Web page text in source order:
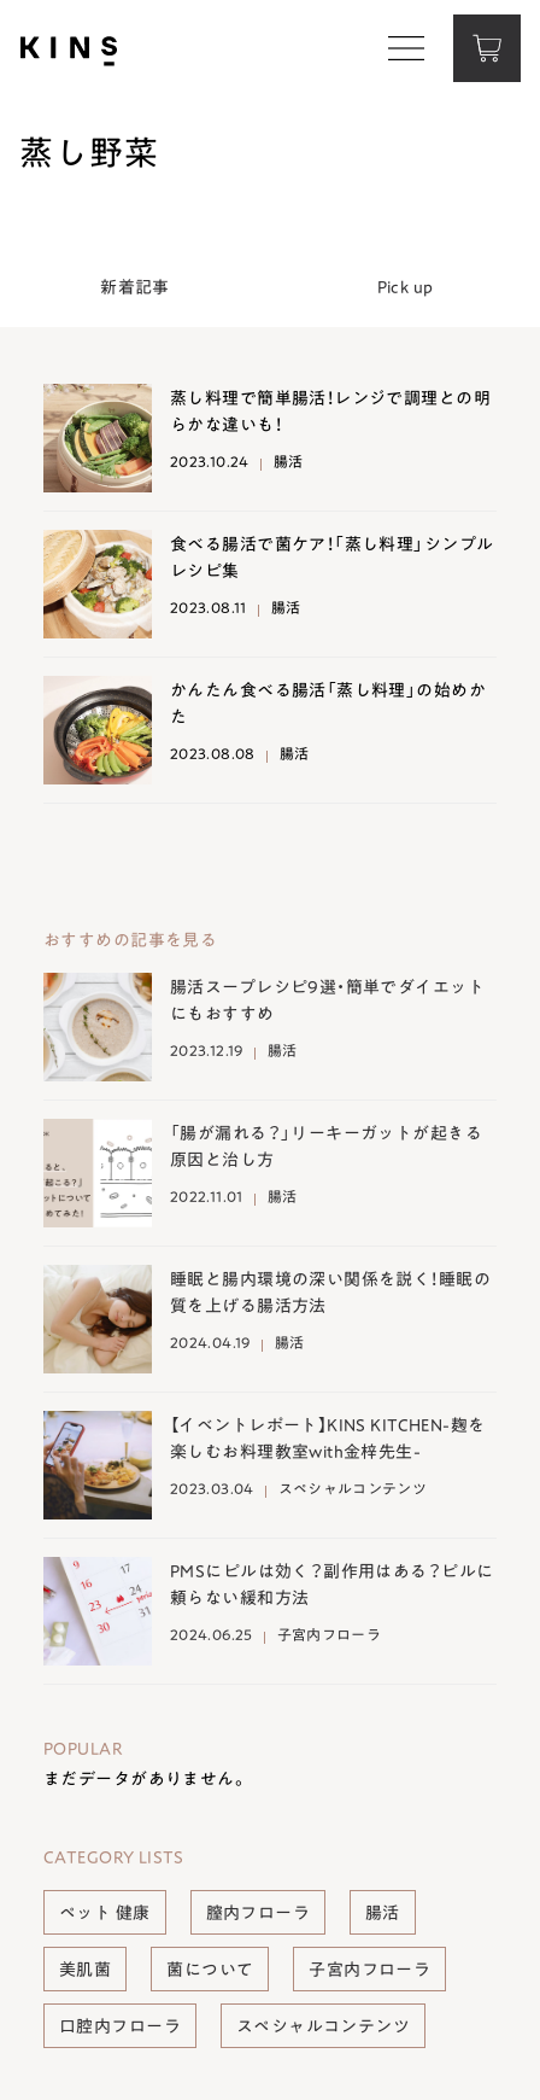
蒸し野菜
新着記事 Pick up
2023.10.24 腸活
蒸し料理で簡単腸活！レンジで調理との明
らかな違いも！
2023.08.11 腸活
食べる腸活で菌ケア！「蒸し料理」シンプル
レシピ集
2023.08.08 腸活
かんたん食べる腸活「蒸し料理」の始めか
た
おすすめの記事を見る
腸活スープレシピ9選・簡単でダイエット
にもおすすめ
2023.12.19 腸活
「腸が漏れる？」リーキーガットが起きる
原因と治し方
2022.11.01 腸活
睡眠と腸内環境の深い関係を説く！睡眠の
質を上げる腸活方法
2024.04.19 腸活
【イベントレポート】KINS KITCHEN-麹を
楽しむお料理教室with金梓先生-
2023.03.04 スペシャルコンテンツ
PMSにピルは効く？副作用はある？ピルに
頼らない緩和方法
2024.06.25 子宮内フローラ
POPULAR
まだデータがありません。
CATEGORY LISTS
ペット 健康 膣内フローラ 腸活
美肌菌 菌について 子宮内フローラ
口腔内フローラ スペシャルコンテンツ